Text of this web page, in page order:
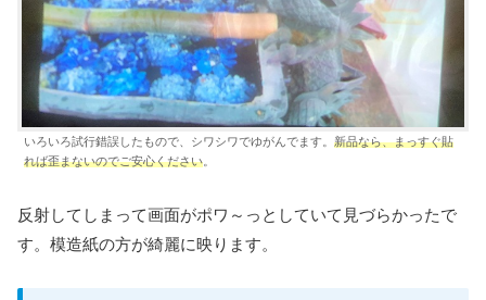
いろいろ試行錯誤したもので、シワシワでゆがんでます。 新品なら、まっすぐ貼
れば歪まないのでご安心ください
反射してしまって画面がポワ～っとしていて見づらかったで
す。模造紙の方が綺麗に映ります。